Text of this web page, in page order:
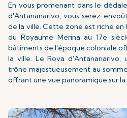
En vous promenant dans le
d'Antananarivo, vous serez
de la ville. Cette zone est riche
du Royaume Merina au 17e
bâtiments de l'époque coloniale
la ville. Le Rova d'Antananarivo,
trône majestueusement au
offrant une vue panoramique sur